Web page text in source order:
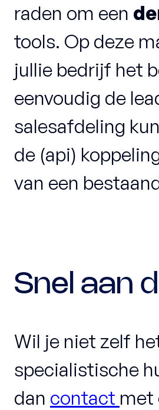
raden om een
tools. Op deze
jullie bedrijf het
eenvoudig de
salesafdeling
de (api)
van een
Snel aan
Wil je niet zelf
specialistische
dan contact met